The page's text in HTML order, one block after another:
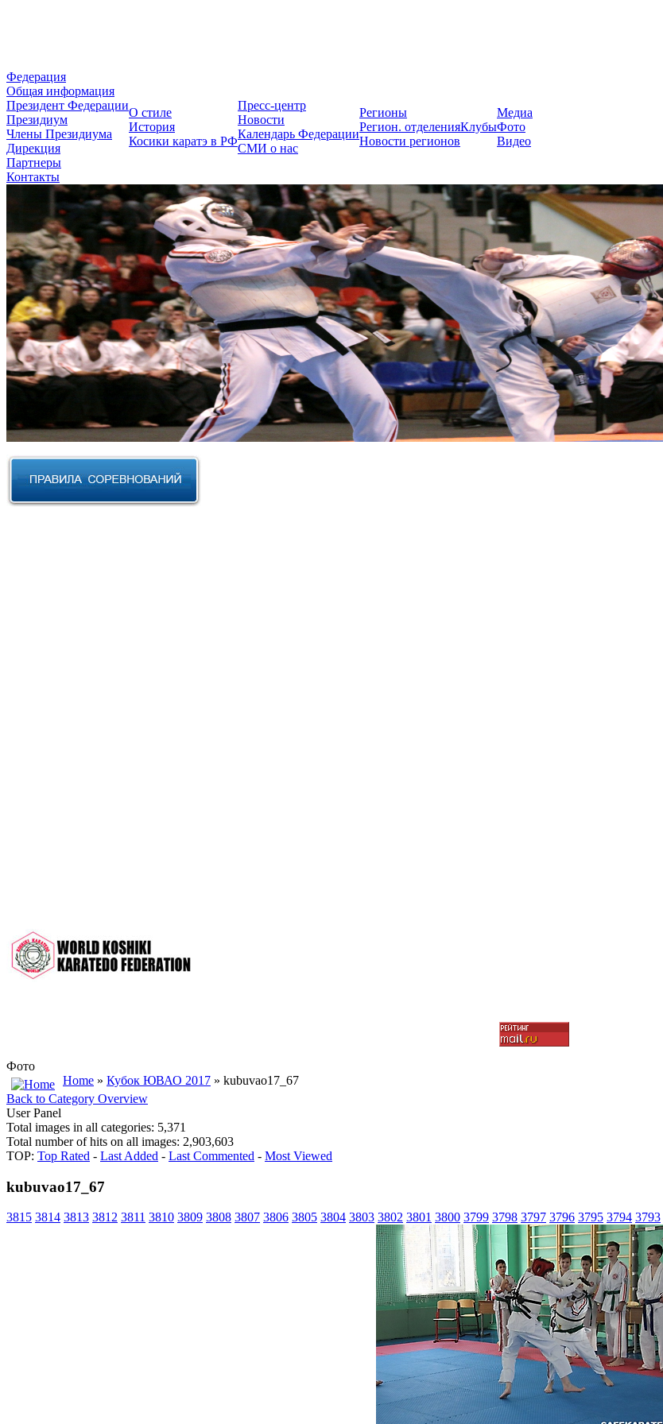
Федерация
Общая информация
Президент Федерации
Президиум
Члены Президиума
Дирекция
Партнеры
Контакты
О стиле
История
Косики каратэ в РФ
Пресс-центр
Новости
Календарь Федерации
СМИ о нас
Регионы
Регион. отделения
Новости регионов
Клубы
Медиа
Фото
Видео
Фото
Home » Кубок ЮВАО 2017 » kubuvao17_67
Back to Category Overview
User Panel
Total images in all categories: 5,371
Total number of hits on all images: 2,903,603
TOP: Top Rated - Last Added - Last Commented - Most Viewed
kubuvao17_67
3815 3814 3813 3812 3811 3810 3809 3808 3807 3806 3805 3804 3803 3802 3801 3800 3799 3798 3797 3796 3795 3794 3793